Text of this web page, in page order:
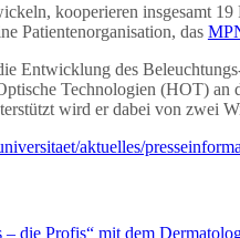
kooperieren insgesamt
Patientenorganisation, das
Entwicklung des
Technologien (HOT)
wird er dabei von zwei
aktuelles/